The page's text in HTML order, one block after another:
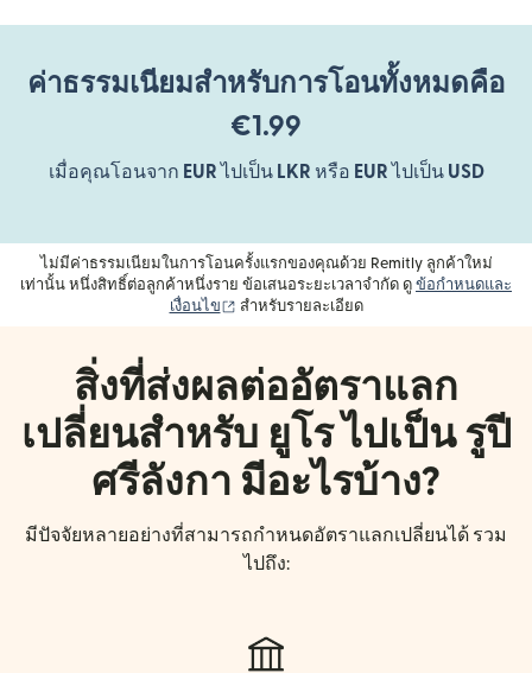
ค่าธรรมเนียมสำหรับการโอนทั้งหมดคือ
€1.99
เมื่อคุณโอนจาก EUR ไปเป็น LKR หรือ EUR ไปเป็น USD
ไม่มีค่าธรรมเนียมในการโอนครั้งแรกของคุณด้วย Remitly ลูกค้าใหม่
เท่านั้น หนึ่งสิทธิ์ต่อลูกค้าหนึ่งราย ข้อเสนอระยะเวลาจำกัด ดู ข้อกำหนดและ
เงื่อนไข
(เปิดในหน้าต่างใหม่)
สำหรับรายละเอียด
สิ่งที่ส่งผลต่ออัตราแลก
เปลี่ยนสำหรับ ยูโร ไปเป็น รูปี
ศรีลังกา มีอะไรบ้าง?
มีปัจจัยหลายอย่างที่สามารถกำหนดอัตราแลกเปลี่ยนได้ รวม
ไปถึง: